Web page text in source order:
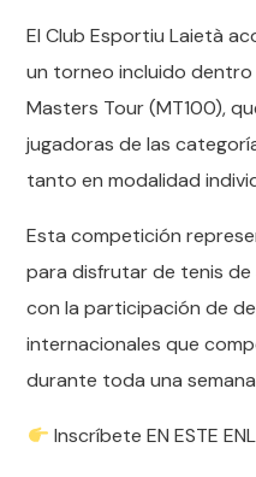
El Club Esportiu Laietà
un torneo incluido dentro
Masters Tour (MT100),
jugadoras de las
tanto en modalidad
Esta competición
para disfrutar de tenis
con la participación de
internacionales que
durante toda una
Inscríbete EN ESTE